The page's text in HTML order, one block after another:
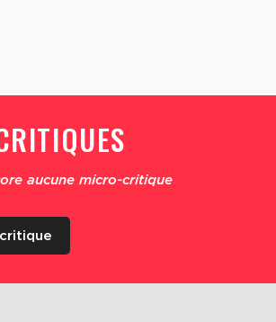
aucune micro-critique